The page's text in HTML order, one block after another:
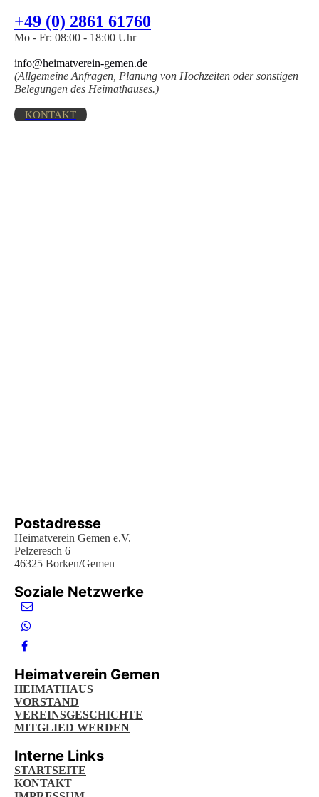
+49 (0) 2861 61760
Mo - Fr: 08:00 - 18:00 Uhr
info@heimatverein-gemen.de
(Allgemeine Anfragen, Planung von Hochzeiten oder sonstigen
Belegungen des Heimathauses.)
KONTAKT
Postadresse
Heimatverein Gemen e.V.
Pelzeresch 6
46325 Borken/Gemen
Soziale Netzwerke
Heimatverein Gemen
HEIMATHAUS
VORSTAND
VEREINSGESCHICHTE
MITGLIED WERDEN
Interne Links
STARTSEITE
KONTAKT